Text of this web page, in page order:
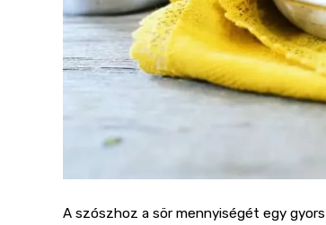
A szószhoz a sör mennyiségét egy